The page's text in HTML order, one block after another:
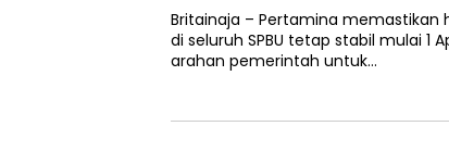
Britainaja – Pertamina memastikan
di seluruh SPBU tetap stabil mulai 1
arahan pemerintah untuk…